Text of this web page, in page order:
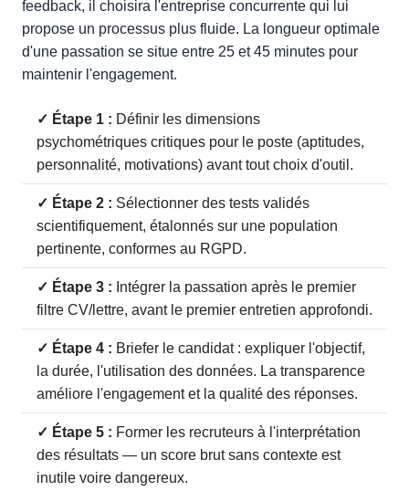
feedback, il choisira l'entreprise concurrente qui lui
propose un processus plus fluide. La longueur optimale
d'une passation se situe entre 25 et 45 minutes pour
maintenir l'engagement.
✓ Étape 1 : Définir les dimensions
psychométriques critiques pour le poste (aptitudes,
personnalité, motivations) avant tout choix d'outil.
✓ Étape 2 : Sélectionner des tests validés
scientifiquement, étalonnés sur une population
pertinente, conformes au RGPD.
✓ Étape 3 : Intégrer la passation après le premier
filtre CV/lettre, avant le premier entretien approfondi.
✓ Étape 4 : Briefer le candidat : expliquer l'objectif,
la durée, l'utilisation des données. La transparence
améliore l'engagement et la qualité des réponses.
✓ Étape 5 : Former les recruteurs à l'interprétation
des résultats — un score brut sans contexte est
inutile voire dangereux.